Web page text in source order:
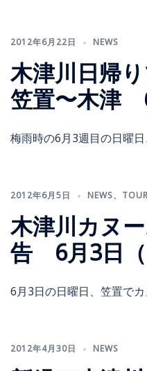
2012年6月22日 NEWS
木津川日帰
笠置〜木津
梅雨時の6月3週目の日曜
2012年6月5日 NEWS、
木津川カヌ
告 6月3日（
6月3日の日曜日、笠置で
2012年4月30日 NEWS